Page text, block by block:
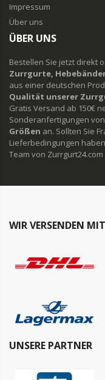
Impressum
Über uns
ÜBER UNS
Bestellen Sie jetzt direkt
Zurrgurte,
aus einer deutschen
Qualität unserer
Gratis Versand ab 150€
Sonderanfertigungen von
Größen an. Sollten Sie
Lieferbedingungen
Team von
WIR VERSENDEN MIT
UNSERE PARTNER